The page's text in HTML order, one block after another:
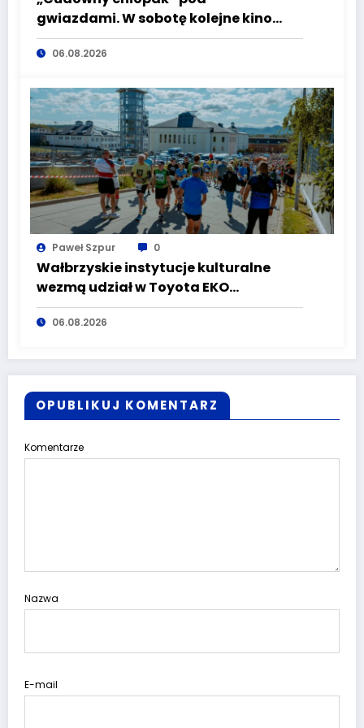
gwiazdami. W sobotę kolejne kino
plenerowe w Aqua Zdroju
06.08.2026
Paweł Szpur 0
Wałbrzyskie instytucje kulturalne
wezmą udział w Toyota EKO
Półmaraton Wałbrzych
06.08.2026
OPUBLIKUJ KOMENTARZ
Komentarze
Nazwa
E-mail